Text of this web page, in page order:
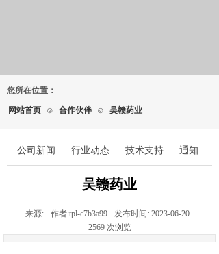
网站首页 ⊙ 合作伙伴 ⊙ 吴赣药业
您所在位置：
公司新闻 行业动态 技术支持 通知
吴赣药业
来源: 作者:tpl-c7b3a99 发布时间: 2023-06-20
2569 次浏览